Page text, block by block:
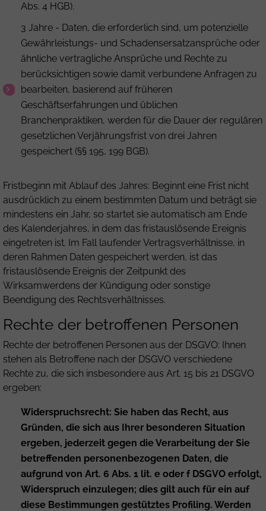
Abs. 4 HGB).
3 Jahre - Daten, die erforderlich sind, um potenzielle
Gewährleistungs- und Schadensersatzansprüche oder
ähnliche vertragliche Ansprüche und Rechte zu
berücksichtigen sowie damit verbundene Anfragen zu
bearbeiten, basierend auf früheren
Geschäftserfahrungen und üblichen
Branchenpraktiken, werden für die Dauer der regulären
gesetzlichen Verjährungsfrist von drei Jahren
gespeichert (§§ 195, 199 BGB).
Fristbeginn mit Ablauf des Jahres: Beginnt eine Frist nicht
ausdrücklich zu einem bestimmten Datum und beträgt sie
mindestens ein Jahr, so startet sie automatisch am Ende
des Kalenderjahres, in dem das fristauslösende Ereignis
eingetreten ist. Im Fall laufender Vertragsverhältnisse, in
deren Rahmen Daten gespeichert werden, ist das
fristauslösende Ereignis der Zeitpunkt des
Wirksamwerdens der Kündigung oder sonstige
Beendigung des Rechtsverhältnisses.
Rechte der betroffenen Personen
Rechte der betroffenen Personen aus der DSGVO: Ihnen
stehen als Betroffene nach der DSGVO verschiedene
Rechte zu, die sich insbesondere aus Art. 15 bis 21 DSGVO
ergeben:
Widerspruchsrecht: Sie haben das Recht, aus
Gründen, die sich aus Ihrer besonderen Situation
ergeben, jederzeit gegen die Verarbeitung der Sie
betreffenden personenbezogenen Daten, die
aufgrund von Art. 6 Abs. 1 lit. e oder f DSGVO erfolgt,
Widerspruch einzulegen; dies gilt auch für ein auf
diese Bestimmungen gestütztes Profiling. Werden